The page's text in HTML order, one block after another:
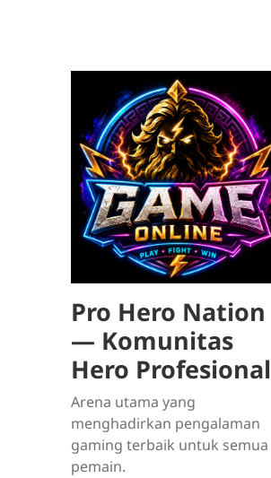
Pro Hero Nation
— Komunitas
Hero Profesional
Arena utama yang
menghadirkan pengalaman
gaming terbaik untuk semua
pemain.